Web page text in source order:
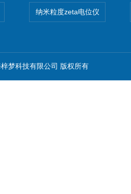
纳米粒度zeta电位仪
梦科技有限公司 版权所有